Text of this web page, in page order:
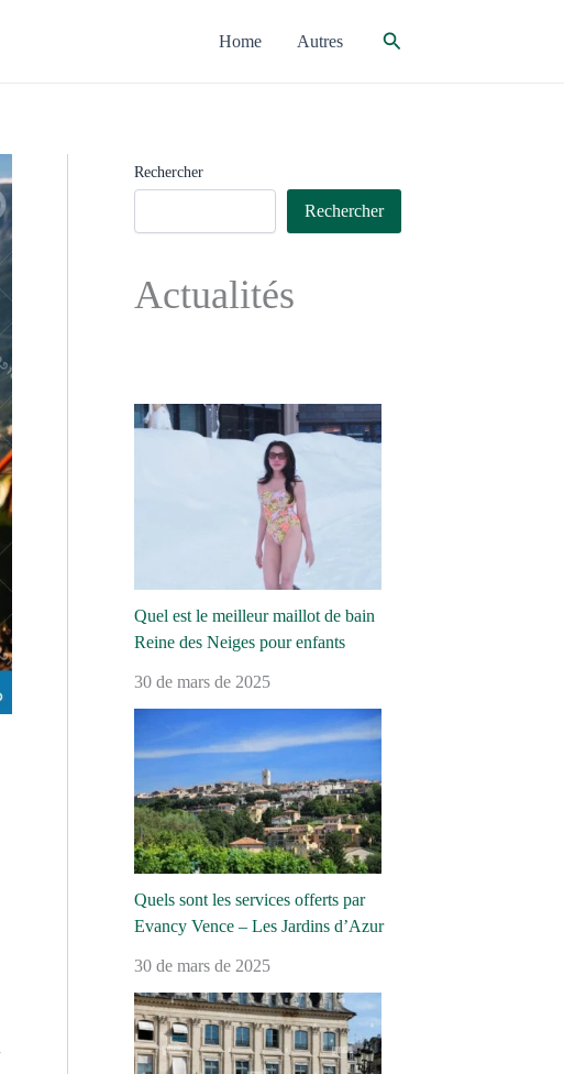
Home Autres Rechercher
Rechercher
Rechercher
Actualités
Quel est le meilleur maillot de bain
Reine des Neiges pour enfants
30 de mars de 2025
Quels sont les services offerts par
Evancy Vence – Les Jardins d’Azur
30 de mars de 2025